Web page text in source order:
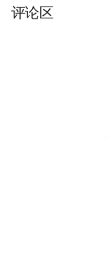
评论区